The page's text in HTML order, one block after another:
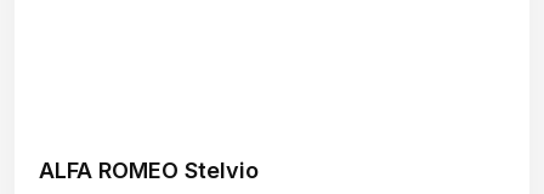
ALFA ROMEO Stelvio